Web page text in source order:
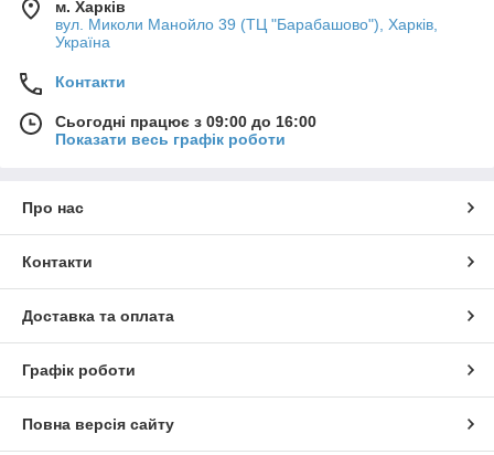
м. Харків
вул. Миколи Манойло 39 (ТЦ "Барабашово"), Харків,
Україна
Контакти
Сьогодні працює з 09:00 до 16:00
Показати весь графік роботи
Про нас
Контакти
Доставка та оплата
Графік роботи
Повна версія сайту